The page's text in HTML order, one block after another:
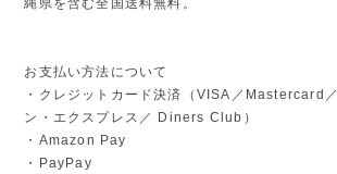
縄県を含む全国送料無料。
お支払い方法について
・クレジットカード決済（VISA／Mastercard
ン・エクスプレス／ Diners Club）
・Amazon Pay
・PayPay